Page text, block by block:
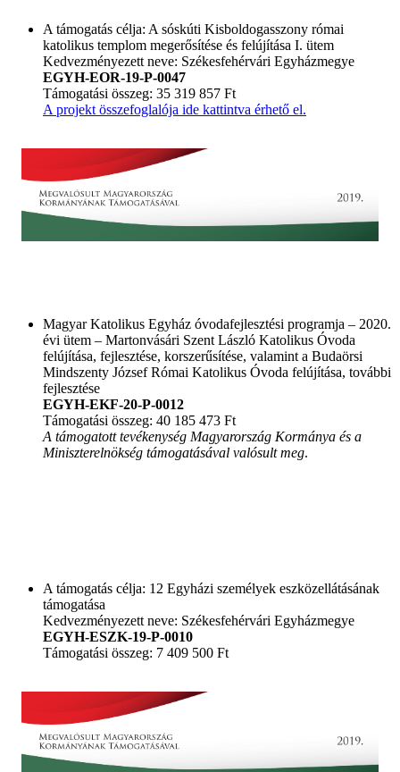
A támogatás célja: A sóskúti Kisboldogasszony római
katolikus templom megerősítése és felújítása I. ütem
Kedvezményezett neve: Székesfehérvári Egyházmegye
EGYH-EOR-19-P-0047
Támogatási összeg: 35 319 857 Ft
A projekt összefoglalója ide kattintva érhető el.
Magyar Katolikus Egyház óvodafejlesztési programja – 2020.
évi ütem – Martonvásári Szent László Katolikus Óvoda
felújítása, fejlesztése, korszerűsítése, valamint a Budaörsi
Mindszenty József Római Katolikus Óvoda felújítása, további
fejlesztése
EGYH-EKF-20-P-0012
Támogatási összeg: 40 185 473 Ft
A támogatott tevékenység Magyarország Kormánya és a
Miniszterelnökség támogatásával valósult meg.
A támogatás célja: 12 Egyházi személyek eszközellátásának
támogatása
Kedvezményezett neve: Székesfehérvári Egyházmegye
EGYH-ESZK-19-P-0010
Támogatási összeg: 7 409 500 Ft